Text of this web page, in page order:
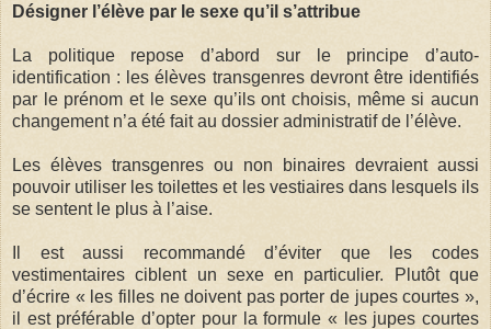
Désigner l’élève par le sexe qu’il s’attribue
La politique repose d’abord sur le principe d’auto-
identification : les élèves transgenres devront être identifiés
par le prénom et le sexe qu’ils ont choisis, même si aucun
changement n’a été fait au dossier administratif de l’élève.
Les élèves transgenres ou non binaires devraient aussi
pouvoir utiliser les toilettes et les vestiaires dans lesquels ils
se sentent le plus à l’aise.
Il est aussi recommandé d’éviter que les codes
vestimentaires ciblent un sexe en particulier. Plutôt que
d’écrire « les filles ne doivent pas porter de jupes courtes »,
il est préférable d’opter pour la formule « les jupes courtes